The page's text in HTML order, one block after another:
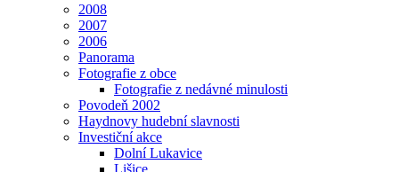
2008
2007
2006
Panorama
Fotografie z obce
Fotografie z nedávné minulosti
Povodeň 2002
Haydnovy hudební slavnosti
Investiční akce
Dolní Lukavice
Lišice